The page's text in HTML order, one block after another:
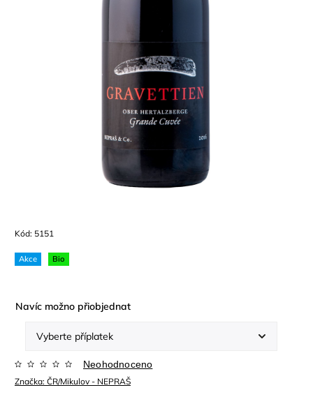
Kód: 5151
Akce Bio
Navíc možno přiobjednat
Značka: ČR/Mikulov - NEPRAŠ
Neohodnoceno